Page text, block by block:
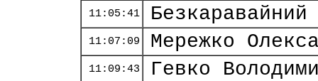
11:05:41
11:07:09 Мережко
11:09:43 Гевко